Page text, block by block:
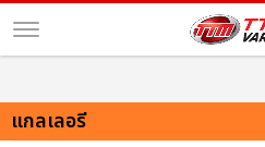
แกลเลอรี